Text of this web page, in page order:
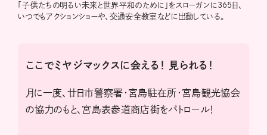
「子供たちの明るい未来と世界平和のために」をスローガンに365日、
いつでもアクションショーや、交通安全教室などに出動している。
ここでミヤジマックスに会える！ 見られる！
月に一度、廿日市警察署・宮島駐在所・宮島観光協会
の協力のもと、宮島表参道商店街をパトロール！